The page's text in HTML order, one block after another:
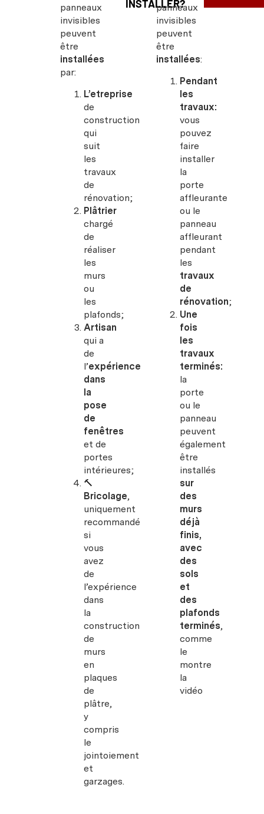
panneaux
invisibles
peuvent
être
installées
par:
L’etreprise
de
construction
qui
suit
les
travaux
de
rénovation;
Plâtrier
chargé
de
réaliser
les
murs
ou
les
plafonds;
Artisan
qui a
de
l’expérience
dans
la
pose
de
fenêtres
et de
portes
intérieures;
🔨
Bricolage,
uniquement
recommandé
si
vous
avez
de
l’expérience
dans
la
construction
de
murs
en
plaques
de
plâtre,
y
compris
le
jointoiement
et
garzages.
INSTALLER?
panneaux
invisibles
peuvent
être
installées:
Pendant
les
travaux:
vous
pouvez
faire
installer
la
porte
affleurante
ou le
panneau
affleurant
pendant
les
travaux
de
rénovation;
Une
fois
les
travaux
terminés:
la
porte
ou le
panneau
peuvent
également
être
installés
sur
des
murs
déjà
finis,
avec
des
sols
et
des
plafonds
terminés,
comme
le
montre
la
vidéo